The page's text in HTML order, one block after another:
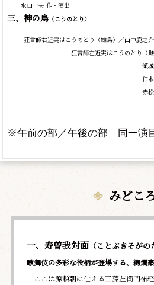
水口一夫 作・演出
三、神の鳥（こうのとり）
狂言師右近実はこうのとり（雄鳥）／山中鹿之
狂言師左近実はこうのとり（雌
傾
仁
赤
※午前の部／午後の部 同一演
みどこ
一、寿曽我対面（ことぶきそがの
歌舞伎の多彩な役柄が登場する、絢爛
ここは源頼朝に仕える工藤左衛門祐